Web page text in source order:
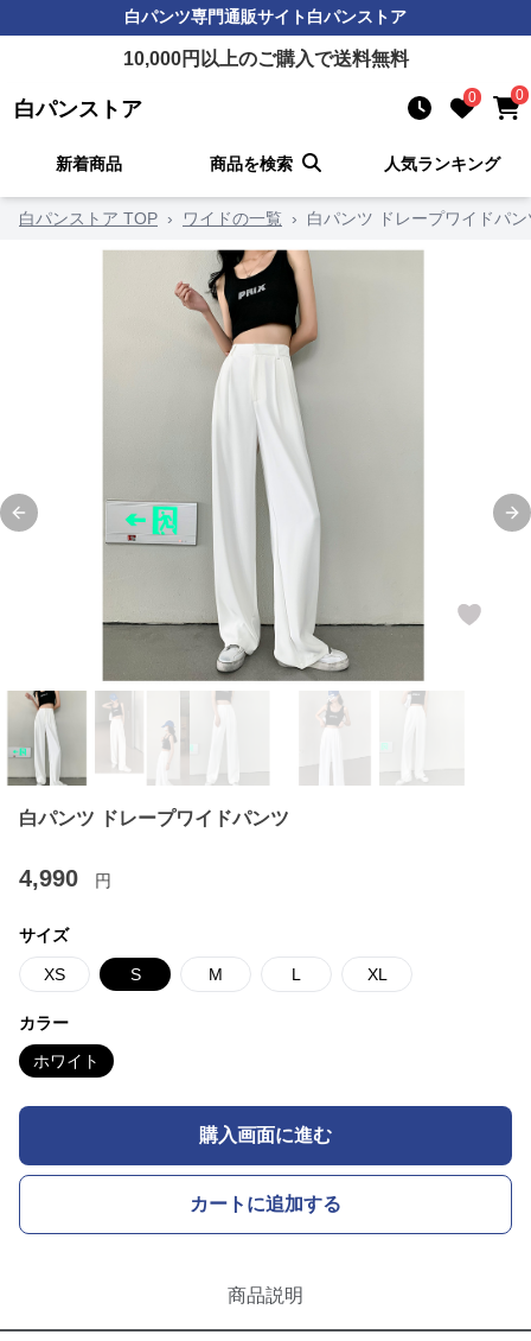
白パンツ専門通販サイト白パンストア
10,000円以上のご購入で送料無料
白パンストア 0 0
新着商品 商品を検索 人気ランキング
白パンストア TOP › ワイドの一覧 › 白パンツ ドレープワイドパン
Previous slide
白パンツ ドレープワイドパンツ
4,990 円
サイズ
XS S M L XL
カラー
ホワイト
購入画面に進む
カートに追加する
商品説明